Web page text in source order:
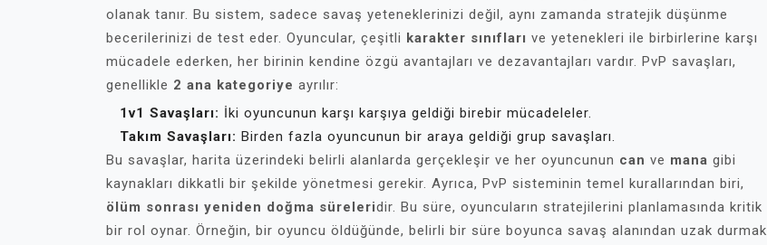
olanak tanır. Bu sistem, sadece savaş yeteneklerinizi değil, aynı zamanda stratejik düşünme
becerilerinizi de test eder. Oyuncular, çeşitli karakter sınıfları ve yetenekleri ile birbirlerine karşı
mücadele ederken, her birinin kendine özgü avantajları ve dezavantajları vardır. PvP savaşları,
genellikle 2 ana kategoriye ayrılır:
1v1 Savaşları: İki oyuncunun karşı karşıya geldiği birebir mücadeleler.
Takım Savaşları: Birden fazla oyuncunun bir araya geldiği grup savaşları.
Bu savaşlar, harita üzerindeki belirli alanlarda gerçekleşir ve her oyuncunun can ve mana gibi
kaynakları dikkatli bir şekilde yönetmesi gerekir. Ayrıca, PvP sisteminin temel kurallarından biri,
ölüm sonrası yeniden doğma süreleridir. Bu süre, oyuncuların stratejilerini planlamasında kritik
bir rol oynar. Örneğin, bir oyuncu öldüğünde, belirli bir süre boyunca savaş alanından uzak durmak